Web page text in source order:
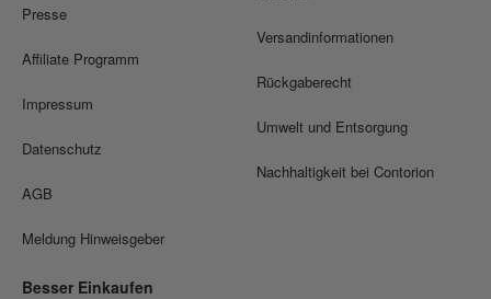
Presse
Affiliate Programm
Impressum
Datenschutz
AGB
Meldung Hinweisgeber
Versandinformationen
Rückgaberecht
Umwelt und Entsorgung
Nachhaltigkeit bei Contorion
Besser Einkaufen